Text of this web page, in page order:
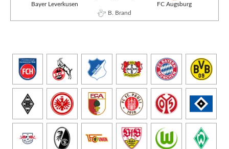
Bayer Leverkusen
FC Augsburg
B. Brand